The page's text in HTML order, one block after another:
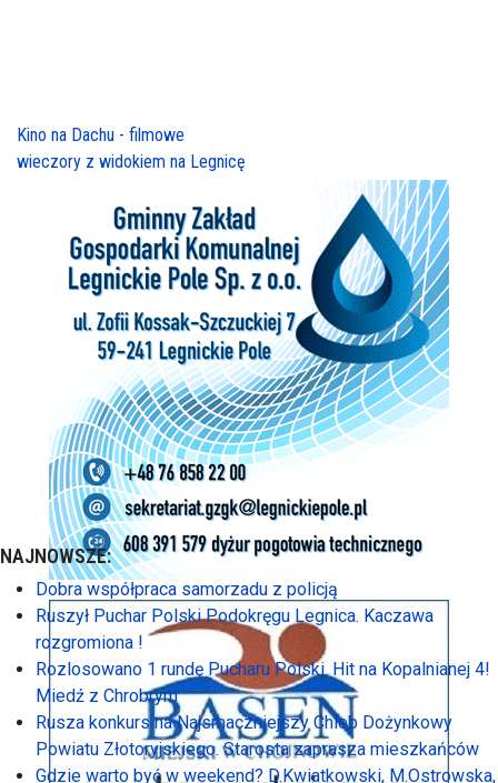
Kino na Dachu - filmowe
wieczory z widokiem na Legnicę
NAJNOWSZE:
Dobra współpraca samorzadu z policją
Ruszył Puchar Polski Podokręgu Legnica. Kaczawa
rozgromiona !
Rozlosowano 1 rundę Pucharu Polski. Hit na Kopalnianej 4!
Miedź z Chrobrym
Rusza konkurs na Najsmaczniejszy Chleb Dożynkowy
Powiatu Złotoryjskiego. Starosta zaprasza mieszkańców
Gdzie warto być w weekend? D.Kwiatkowski, M.Ostrowska,